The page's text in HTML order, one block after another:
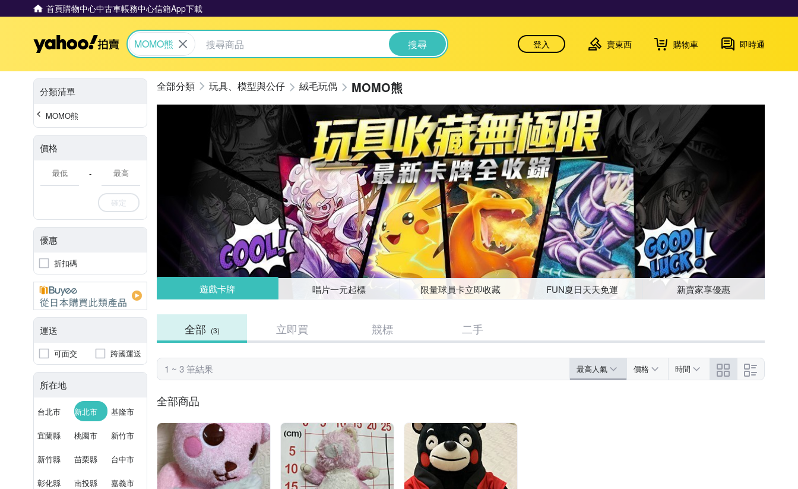
首頁購物中心中古車帳務中心信箱App下載
Yahoo拍賣
MOMO熊 搜尋 登入 賣東西 購物車 即時通
分類清單
MOMO熊
價格
-
確定
優惠
折扣碼
運送
可面交 跨國運送
所在地
台北市 新北市 基隆市
宜蘭縣 桃園市 新竹市
新竹縣 苗栗縣 台中市
彰化縣 南投縣 嘉義市
玩具、模型與公仔 絨毛玩偶 MOMO熊
遊戲卡牌 唱片一元起標 限量球員卡立即收藏 FUN夏日天天免運 新賣家享優惠
全部 (3) 立即買 競標 二手
1 ~ 3 筆結果 最高人氣 價格 時間
全部商品